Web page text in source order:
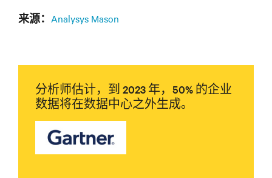
来源： Analysys Mason
分析师估计，到 2023 年，50% 的企业
数据将在数据中心之外生成。